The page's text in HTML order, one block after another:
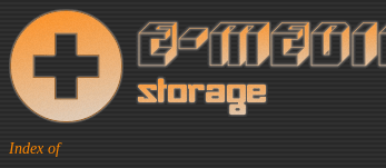
Index of